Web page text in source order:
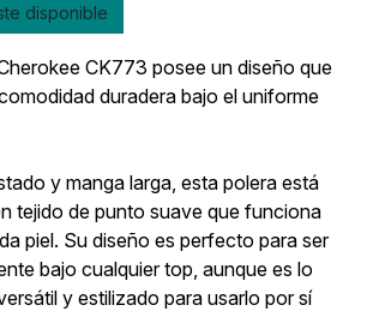
disponible
CK773 posee un diseño que
duradera bajo el uniforme
y manga larga, esta polera está
tejido de punto suave que funciona
piel. Su diseño es perfecto para ser
bajo cualquier top, aunque es lo
y estilizado para usarlo por sí